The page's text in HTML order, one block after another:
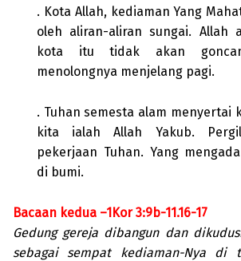
. Kota Allah, kediaman Yang
oleh aliran-aliran sungai. Allah
kota itu tidak akan
menolongnya menjelang pagi.
. Tuhan semesta alam menyertai
kita ialah Allah Yakub.
pekerjaan Tuhan. Yang
di bumi.
Bacaan kedua –1Kor 3:9b-11.16-17
Gedung gereja dibangun dan
sebagai sempat kediaman-Nya di